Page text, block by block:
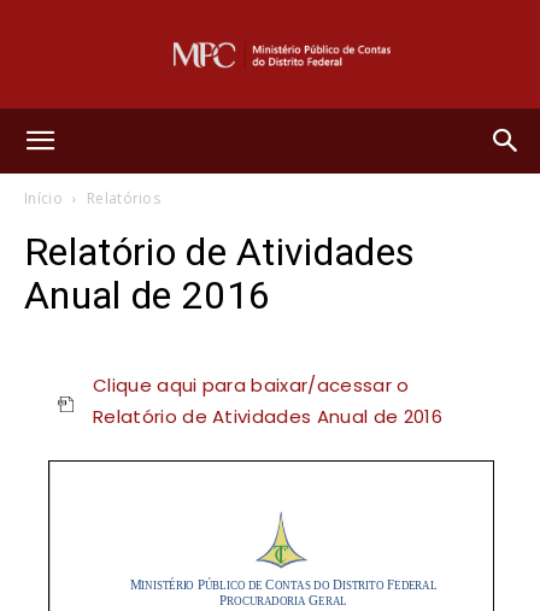
Público
Contas
do
Início Relatórios
Relatório de Atividades
Anual de 2016
Clique aqui para baixar/acessar o
Relatório de Atividades Anual de 2016